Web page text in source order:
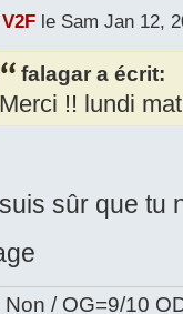
V2Fle Sam Jan 12,
falagar a écrit:
Merci !! lundi
sûr que tu
Non / OG=9/10